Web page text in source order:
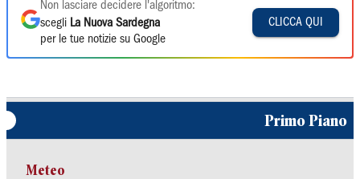
Non lasciare decidere l'algoritmo:
scegli La Nuova Sardegna
per le tue notizie su Google
CLICCA QUI
Primo Piano
Meteo